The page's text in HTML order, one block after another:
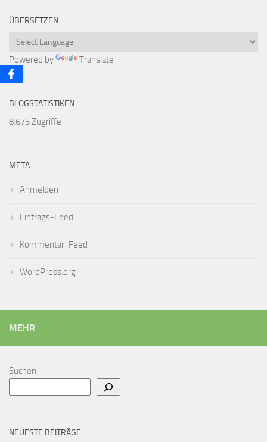
ÜBERSETZEN
Powered by Translate
BLOGSTATISTIKEN
8.675 Zugriffe
META
Anmelden
Eintrags-Feed
Kommentar-Feed
WordPress.org
MEHR
Suchen
NEUESTE BEITRÄGE